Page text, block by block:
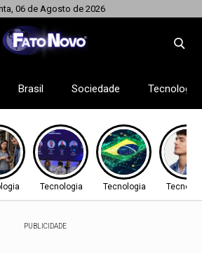
06 de Agosto de 2026
Brasil Sociedade Tecnologia
Tecnologia Tecnologia
PUBLICIDADE